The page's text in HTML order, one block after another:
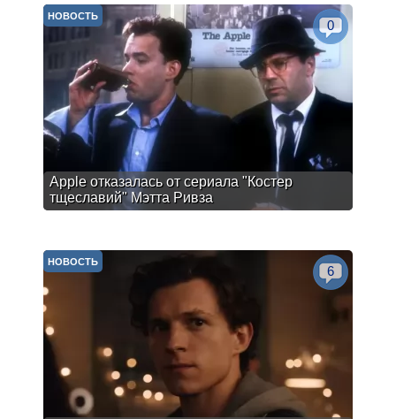
Apple отказалась от сериала "Костер
тщеславий" Мэтта Ривза
НОВОСТЬ
0
НОВОСТЬ
6